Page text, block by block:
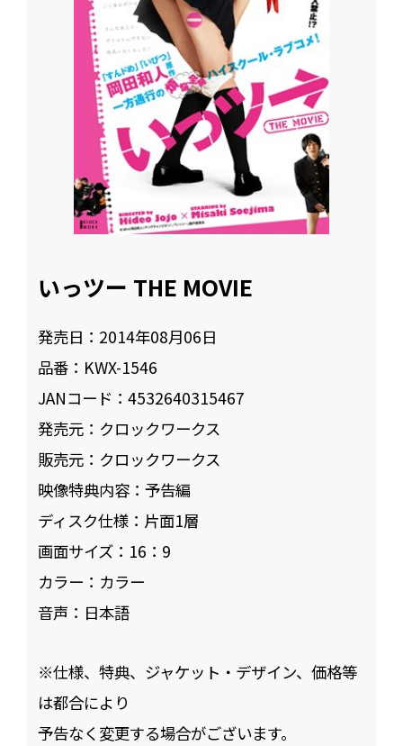
いっツー THE MOVIE
発売日： 2014年08月06日
品番： KWX-1546
JANコード：4532640315467
発売元： クロックワークス
販売元： クロックワークス
映像特典内容：予告編
ディスク仕様： 片面1層
画面サイズ： 16：9
カラー： カラー
音声： 日本語
※仕様、特典、ジャケット・デザイン、価格等
は都合により
予告なく変更する場合がございます。